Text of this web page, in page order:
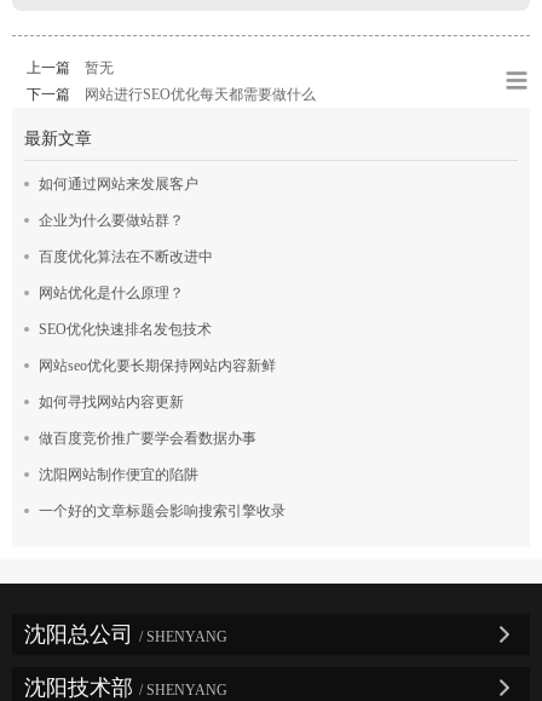
上一篇
暂无
下一篇
网站进行SEO优化每天都需要做什么
最新文章
如何通过网站来发展客户
企业为什么要做站群？
百度优化算法在不断改进中
网站优化是什么原理？
SEO优化快速排名发包技术
网站seo优化要长期保持网站内容新鲜
如何寻找网站内容更新
做百度竞价推广要学会看数据办事
沈阳网站制作便宜的陷阱
一个好的文章标题会影响搜索引擎收录
沈阳总公司 / SHENYANG
沈阳技术部 / SHENYANG